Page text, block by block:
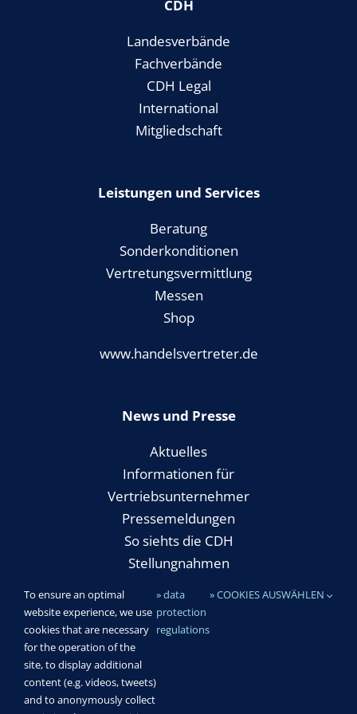
CDH
Landesverbände
Fachverbände
CDH Legal
International
Mitgliedschaft
Leistungen und Services
Beratung
Sonderkonditionen
Vertretungsvermittlung
Messen
Shop
www.handelsvertreter.de
News und Presse
Aktuelles
Informationen für
Vertriebsunternehmer
Pressemeldungen
So siehts die CDH
Stellungnahmen
Rechtliches
Datenschutz & Cookies
To ensure an optimal
website experience, we use
cookies that are necessary
for the operation of the
site, to display additional
content (e.g. videos, tweets)
and to anonymously collect
» data
protection
regulations
» COOKIES AUSWÄHLEN